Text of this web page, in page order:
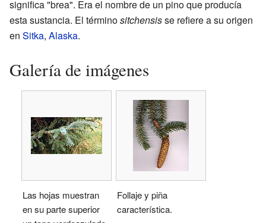
significa "brea". Era el nombre de un pino que producía
esta sustancia. El términositchensisse refiere a su origen
en Sitka, Alaska.
Galería de imágenes
Las hojas muestran
en su parte superior
Follaje y piña
característica.